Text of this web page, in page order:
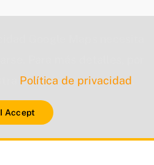
Política de privacidad
I Accept